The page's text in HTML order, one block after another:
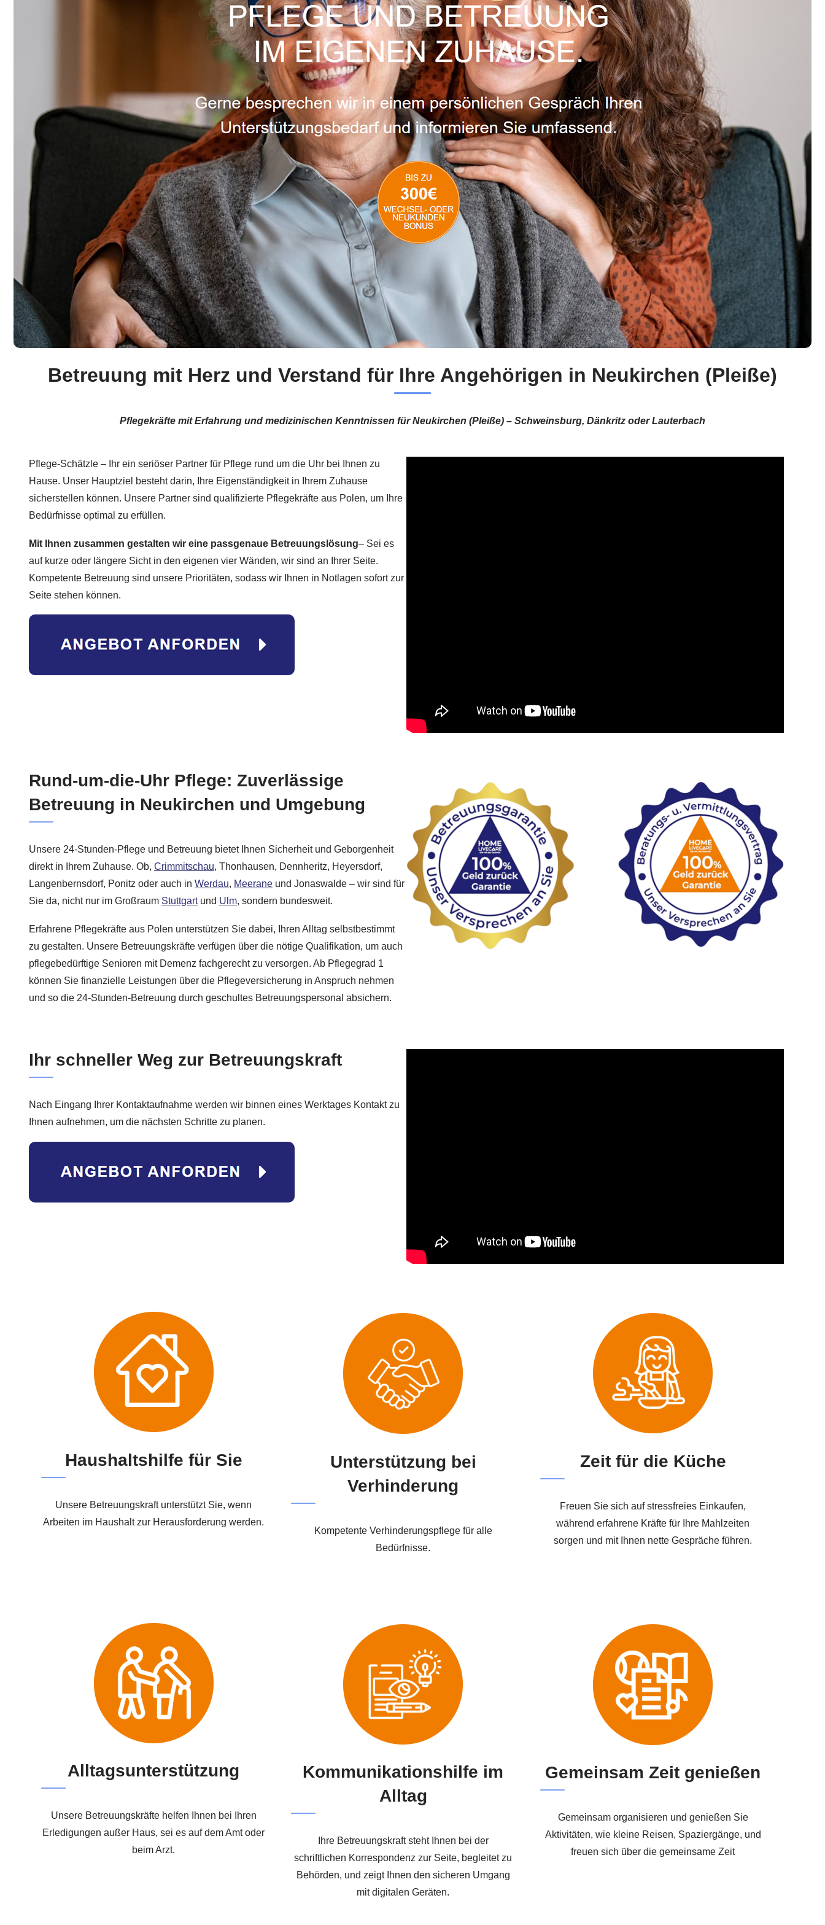
Betreuung mit Herz und Verstand für Ihre Angehörigen in Neukirchen (Pleiße)
Pflegekräfte mit Erfahrung und medizinischen Kenntnissen für Neukirchen (Pleiße) – Schweinsburg, Dänkritz oder Lauterbach
Pflege-Schätzle – Ihr ein seriöser Partner für Pflege rund um die Uhr bei Ihnen zu
Hause. Unser Hauptziel besteht darin, Ihre Eigenständigkeit in Ihrem Zuhause
sicherstellen können. Unsere Partner sind qualifizierte Pflegekräfte aus Polen, um Ihre
Bedürfnisse optimal zu erfüllen.
Mit Ihnen zusammen gestalten wir eine passgenaue Betreuungslösung– Sei es
auf kurze oder längere Sicht in den eigenen vier Wänden, wir sind an Ihrer Seite.
Kompetente Betreuung sind unsere Prioritäten, sodass wir Ihnen in Notlagen sofort zur
Seite stehen können.
Rund-um-die-Uhr Pflege: Zuverlässige
Betreuung in Neukirchen und Umgebung
Unsere 24-Stunden-Pflege und Betreuung bietet Ihnen Sicherheit und Geborgenheit
direkt in Ihrem Zuhause. Ob, Crimmitschau, Thonhausen, Dennheritz, Heyersdorf,
Langenbernsdorf, Ponitz oder auch in Werdau, Meerane und Jonaswalde – wir sind für
Sie da, nicht nur im Großraum Stuttgartund Ulm, sondern bundesweit.
Erfahrene Pflegekräfte aus Polen unterstützen Sie dabei, Ihren Alltag selbstbestimmt
zu gestalten. Unsere Betreuungskräfte verfügen über die nötige Qualifikation, um auch
pflegebedürftige Senioren mit Demenz fachgerecht zu versorgen. Ab Pflegegrad 1
können Sie finanzielle Leistungen über die Pflegeversicherung in Anspruch nehmen
und so die 24-Stunden-Betreuung durch geschultes Betreuungspersonal absichern.
Ihr schneller Weg zur Betreuungskraft
Nach Eingang Ihrer Kontaktaufnahme werden wir binnen eines Werktages Kontakt zu
Ihnen aufnehmen, um die nächsten Schritte zu planen.
Haushaltshilfe für Sie
Unsere Betreuungskraft unterstützt Sie, wenn
Arbeiten im Haushalt zur Herausforderung werden.
Unterstützung bei
Verhinderung
Kompetente Verhinderungspflege für alle
Bedürfnisse.
Zeit für die Küche
Freuen Sie sich auf stressfreies Einkaufen,
während erfahrene Kräfte für Ihre Mahlzeiten
sorgen und mit Ihnen nette Gespräche führen.
Alltagsunterstützung
Unsere Betreuungskräfte helfen Ihnen bei Ihren
Erledigungen außer Haus, sei es auf dem Amt oder
beim Arzt.
Kommunikationshilfe im
Alltag
Ihre Betreuungskraft steht Ihnen bei der
schriftlichen Korrespondenz zur Seite, begleitet zu
Behörden, und zeigt Ihnen den sicheren Umgang
mit digitalen Geräten.
Gemeinsam Zeit genießen
Gemeinsam organisieren und genießen Sie
Aktivitäten, wie kleine Reisen, Spaziergänge, und
freuen sich über die gemeinsame Zeit